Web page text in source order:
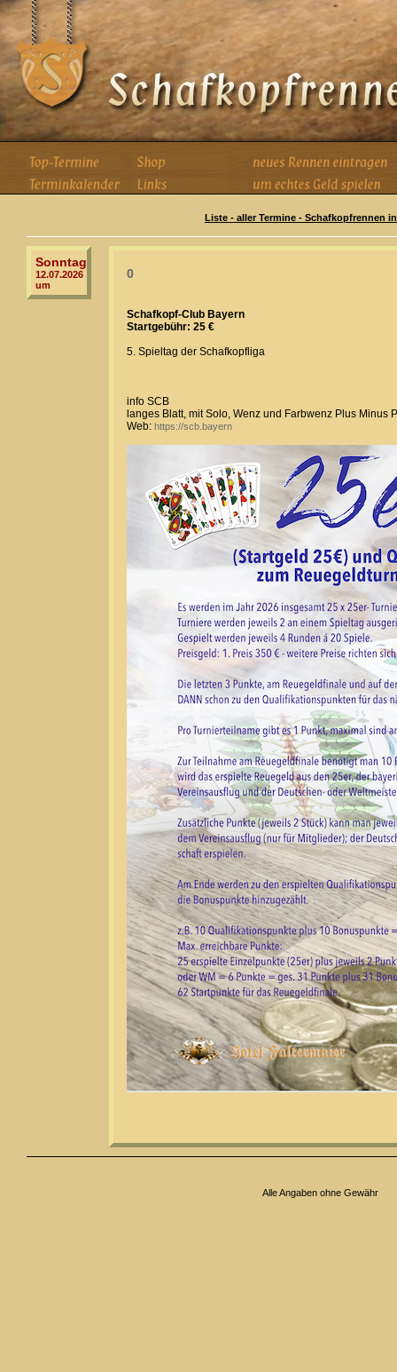
Liste - aller Termine - Schafkopfrennen
Sonntag
12.07.2026
um
0
Schafkopf-Club Bayern
Startgebühr: 25 €
5. Spieltag der Schafkopfliga
info SCB
langes Blatt, mit Solo, Wenz und Farbwenz Plus Minus
Web: https://scb.bayern
Alle Angaben ohne Gewähr